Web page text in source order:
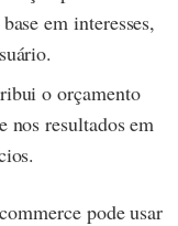
em interesses,
o orçamento
nos resultados em
pode usar